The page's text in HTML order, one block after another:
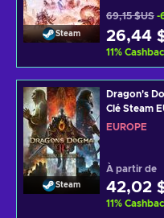
Steam
69,15 $US -
26,44
11%
Steam
Dragon's
Clé Steam
EUROPE
À partir de
42,02
11%